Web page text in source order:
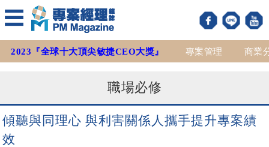
2023『全球十大頂尖敏捷CEO大獎』 專案管理 商業
職場必修
傾聽與同理心 與利害關係人攜手提升專案績
效